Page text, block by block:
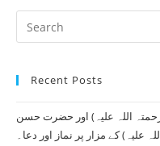
Recent Posts
اللہ علیہ) اور حضرت حسن
علیہ) کے مزار پر نماز اور دعا۔